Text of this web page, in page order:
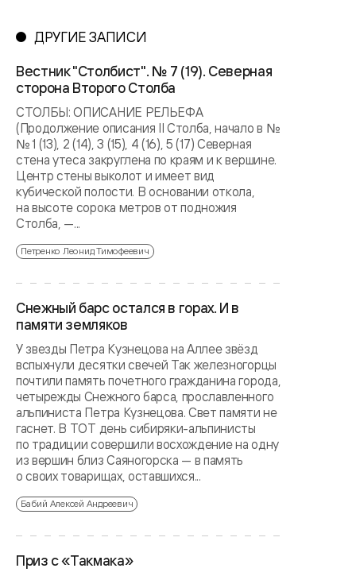
ДРУГИЕ ЗАПИСИ
Вестник "Столбист". № 7 (19). Северная
сторона Второго Столба
СТОЛБЫ: ОПИСАНИЕ РЕЛЬЕФА
(Продолжение описания II Столба, начало в №
№ 1 (13), 2 (14), 3 (15), 4 (16), 5 (17) Северная
стена утеса закруглена по краям и к вершине.
Центр стены выколот и имеет вид
кубической полости. В основании откола,
на высоте сорока метров от подножия
Столба, —...
Петренко Леонид Тимофеевич
Снежный барс остался в горах. И в
памяти земляков
У звезды Петра Кузнецова на Аллее звёзд
вспыхнули десятки свечей Так железногорцы
почтили память почетного гражданина города,
четырежды Снежного барса, прославленного
альпиниста Петра Кузнецова. Свет памяти не
гаснет. В ТОТ день сибиряки-альпинисты
по традиции совершили восхождение на одну
из вершин близ Саяногорска — в память
о своих товарищах, оставшихся...
Бабий Алексей Андреевич
Приз с «Такмака»